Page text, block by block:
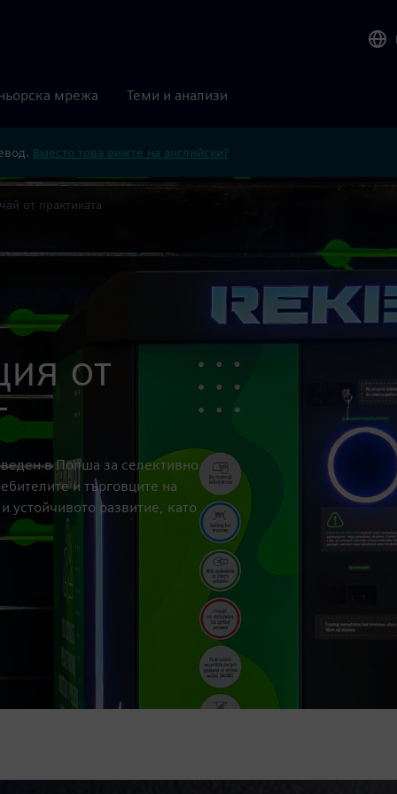
мрежа Теми и анализи
Вместо това вижте на английски?
от практиката
от
в Полша за селективно
и търговците на
устойчивото развитие, като